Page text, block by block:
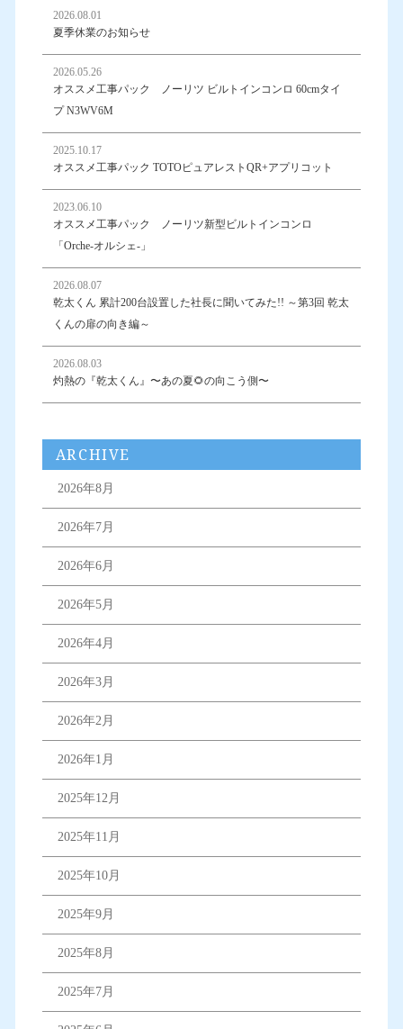
2026.08.01
夏季休業のお知らせ
2026.05.26
オススメ工事パック ノーリツ ビルトインコンロ 60cmタイ
プ N3WV6M
2025.10.17
オススメ工事パック TOTOピュアレストQR+アプリコット
2023.06.10
オススメ工事パック ノーリツ新型ビルトインコンロ
「Orche-オルシェ-」
2026.08.07
乾太くん 累計200台設置した社長に聞いてみた!! ～第3回 乾太
くんの扉の向き編～
2026.08.03
灼熱の『乾太くん』〜あの夏🌻の向こう側〜
ARCHIVE
2026年8月
2026年7月
2026年6月
2026年5月
2026年4月
2026年3月
2026年2月
2026年1月
2025年12月
2025年11月
2025年10月
2025年9月
2025年8月
2025年7月